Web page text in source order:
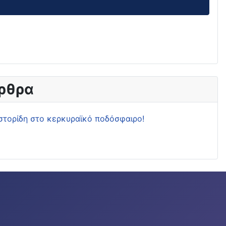
στο κερκυραϊκό ποδόσφαιρο!